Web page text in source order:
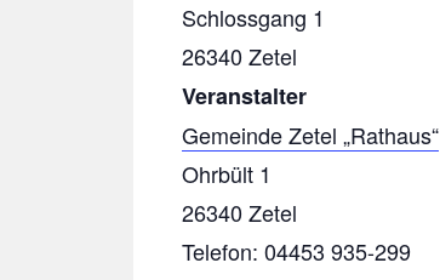
Schlossgang 1
26340 Zetel
Veranstalter
Gemeinde Zetel „Rathaus“
Ohrbült 1
26340 Zetel
Telefon: 04453 935-299